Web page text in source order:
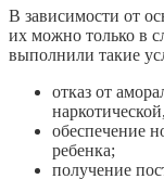
В зависимости от
их можно только в
выполнили такие
отказ от
обеспечение
ребенка;
получение